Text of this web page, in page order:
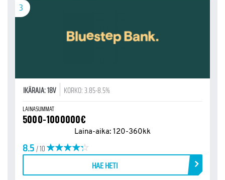
3
IKÄRAJA: 18V KORKO: 3.85-8.5%
LAINASUMMAT
5000-1000000€
Laina-aika: 120-360kk
8.5/ 10
HAE HETI